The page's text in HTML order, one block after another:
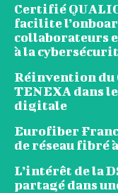
Certifié
facilite
collaborateurs
à la
Réinvention du
TENEXA dans
digitale
Eurofiber
de réseau fibré
L’intérêt de la
partagé dans